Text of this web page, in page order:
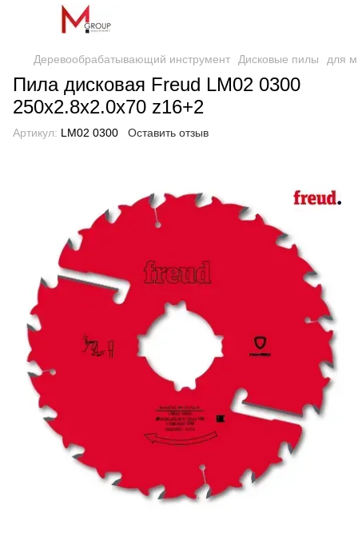
Деревообрабатывающий инструмент Дисковые пилы для
Пила дисковая Freud LM02 0300
250х2.8х2.0х70 z16+2
Артикул: LM02 0300 Оставить отзыв